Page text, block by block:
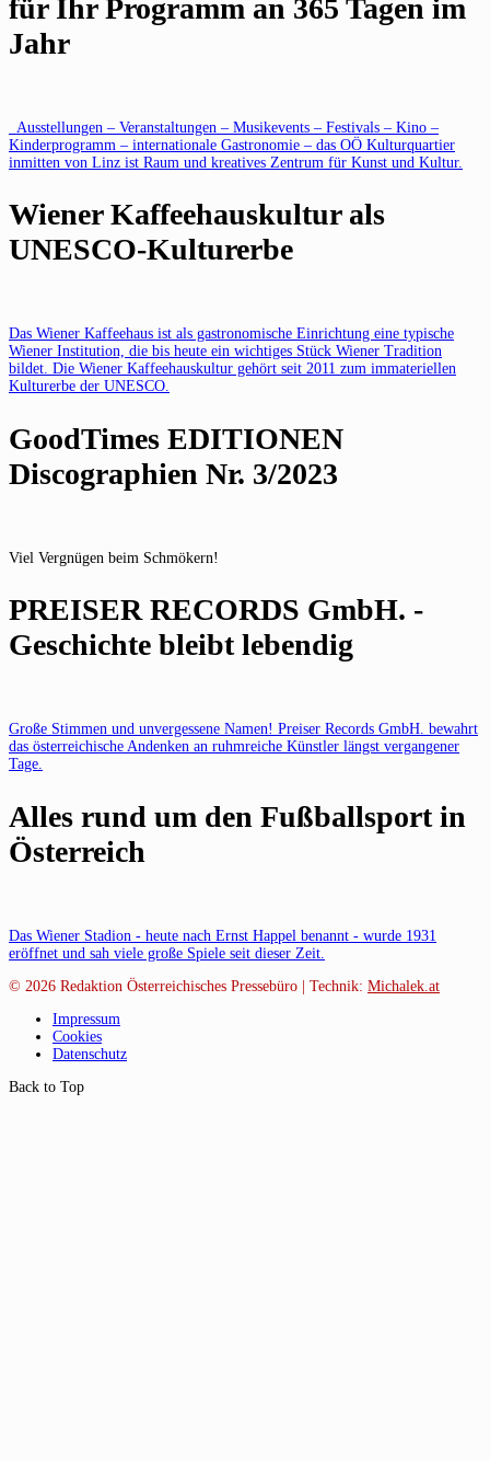
für Ihr Programm an 365 Tagen im
Jahr
Ausstellungen – Veranstaltungen – Musikevents – Festivals – Kino –
Kinderprogramm – internationale Gastronomie – das OÖ Kulturquartier
inmitten von Linz ist Raum und kreatives Zentrum für Kunst und Kultur.
Wiener Kaffeehauskultur als
UNESCO-Kulturerbe
Das Wiener Kaffeehaus ist als gastronomische Einrichtung eine typische
Wiener Institution, die bis heute ein wichtiges Stück Wiener Tradition
bildet. Die Wiener Kaffeehauskultur gehört seit 2011 zum immateriellen
Kulturerbe der UNESCO.
GoodTimes EDITIONEN
Discographien Nr. 3/2023
Viel Vergnügen beim Schmökern!
PREISER RECORDS GmbH. -
Geschichte bleibt lebendig
Große Stimmen und unvergessene Namen! Preiser Records GmbH. bewahrt
das österreichische Andenken an ruhmreiche Künstler längst vergangener
Tage.
Alles rund um den Fußballsport in
Österreich
Das Wiener Stadion - heute nach Ernst Happel benannt - wurde 1931
eröffnet und sah viele große Spiele seit dieser Zeit.
© 2026 Redaktion Österreichisches Pressebüro | Technik: Michalek.at
Impressum
Cookies
Datenschutz
Back to Top